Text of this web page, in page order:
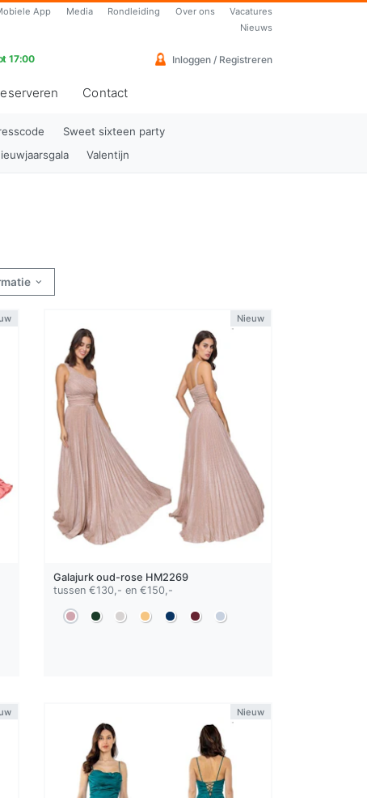
App Media Rondleiding Over ons
Vacatures
Nieuws
17:00 Inloggen / Registreren
Contact
Sweet sixteen party
Valentijn
Nieuw
Galajurkoud-rose HM2269
tussen €130,- en €150,-
Nieuw